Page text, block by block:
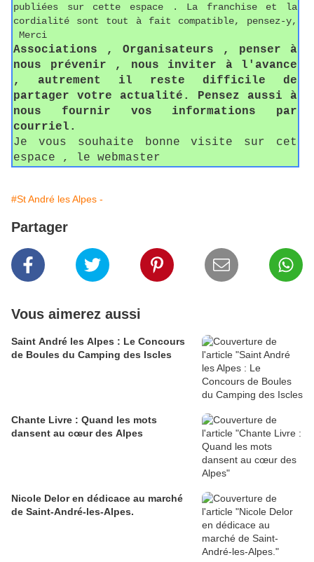
publiées sur cette espace . La franchise et la
cordialité sont tout à fait compatible, pensez-y,
Merci
Associations , Organisateurs , penser à
nous prévenir , nous inviter à l'avance
, autrement il reste difficile de
partager votre actualité. Pensez aussi à
nous fournir vos informations par
courriel.
Je vous souhaite bonne visite sur cet
espace , le webmaster
#St André les Alpes -
Partager
Vous aimerez aussi
Saint André les Alpes : Le Concours
de Boules du Camping des Iscles
Chante Livre : Quand les mots
dansent au cœur des Alpes
Nicole Delor en dédicace au marché
de Saint-André-les-Alpes.